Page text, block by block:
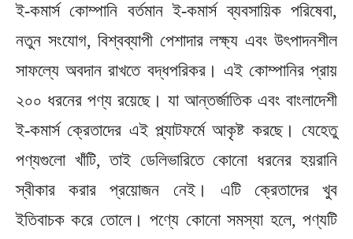
ই-কমার্স কোম্পানি বর্তমান ই-কমার্স ব্যবসায়িক পরিষেবা,
নতুন সংযোগ, বিশ্বব্যাপী পেশাদার লক্ষ্য এবং উৎপাদনশীল
সাফল্যে অবদান রাখতে বদ্ধপরিকর। এই কোম্পানির প্রায়
২০০ ধরনের পণ্য রয়েছে। যা আন্তর্জাতিক এবং বাংলাদেশী
ই-কমার্স ক্রেতাদের এই প্ল্যাটফর্মে আকৃষ্ট করছে। যেহেতু
পণ্যগুলো খাঁটি, তাই ডেলিভারিতে কোনো ধরনের হয়রানি
স্বীকার করার প্রয়োজন নেই। এটি ক্রেতাদের খুব
ইতিবাচক করে তোলে। পণ্যে কোনো সমস্যা হলে, পণ্যটি